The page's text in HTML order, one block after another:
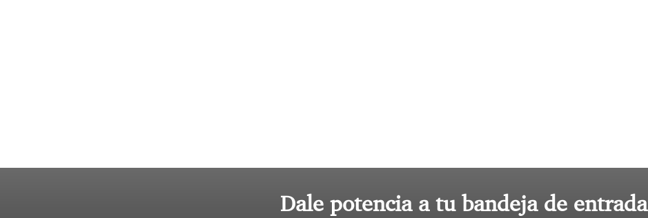
Dale potencia a tu bandeja de entrada